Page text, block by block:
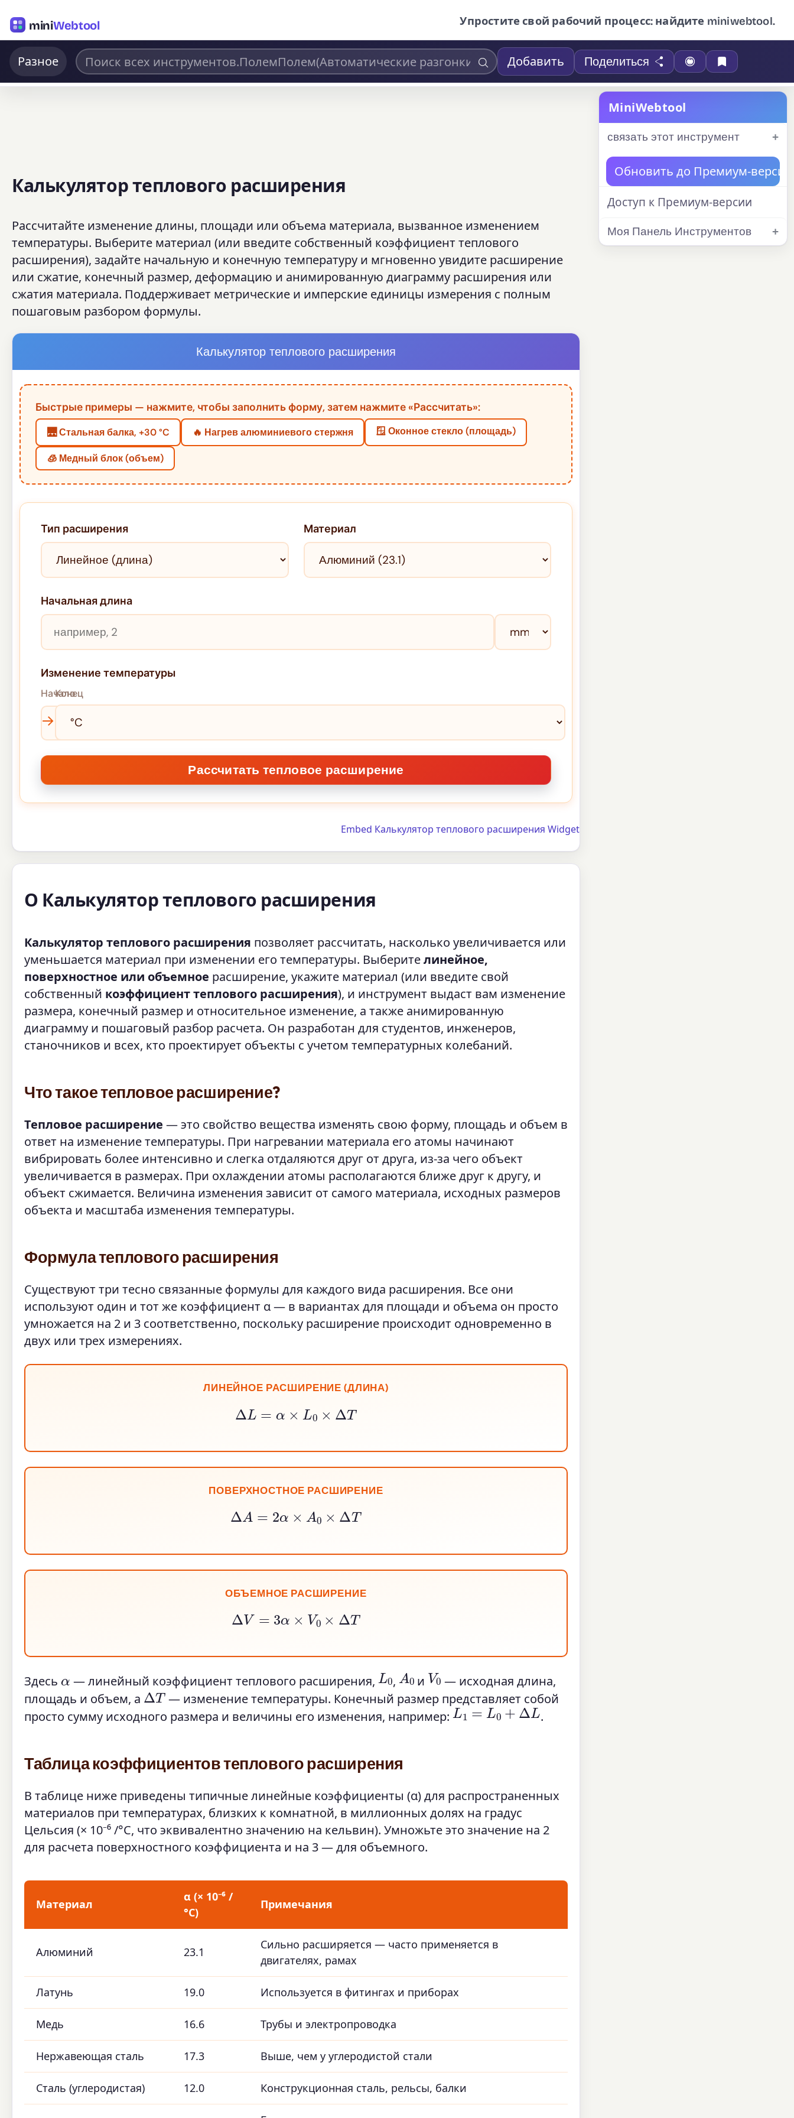
miniWebtool Упростите свой рабочий процесс: найдите miniwebtool.
Разное Добавить Поделиться
Калькулятор теплового расширения
Рассчитайте изменение длины, площади или объема материала, вызванное изменением
температуры. Выберите материал (или введите собственный коэффициент теплового
расширения), задайте начальную и конечную температуру и мгновенно увидите расширение
или сжатие, конечный размер, деформацию и анимированную диаграмму расширения или
сжатия материала. Поддерживает метрические и имперские единицы измерения с полным
пошаговым разбором формулы.
Калькулятор теплового расширения
Быстрые примеры — нажмите, чтобы заполнить форму, затем нажмите «Рассчитать»:
🌉 Стальная балка, +30 °C 🔥 Нагрев алюминиевого стержня 🪟 Оконное стекло (площадь)
🧊 Медный блок (объем)
Тип расширения Материал
Начальная длина
Изменение температуры
Начало
→
Конец
Embed Калькулятор теплового расширения Widget
О Калькулятор теплового расширения
Калькулятор теплового расширения позволяет рассчитать, насколько увеличивается или
уменьшается материал при изменении его температуры. Выберителинейное,
поверхностное или объемное расширение, укажите материал (или введите свой
собственный коэффициент теплового расширения), и инструмент выдаст вам изменение
размера, конечный размер и относительное изменение, а также анимированную
диаграмму и пошаговый разбор расчета. Он разработан для студентов, инженеров,
станочников и всех, кто проектирует объекты с учетом температурных колебаний.
Что такое тепловое расширение?
Тепловое расширение — это свойство вещества изменять свою форму, площадь и объем в
ответ на изменение температуры. При нагревании материала его атомы начинают
вибрировать более интенсивно и слегка отдаляются друг от друга, из-за чего объект
увеличивается в размерах. При охлаждении атомы располагаются ближе друг к другу, и
объект сжимается. Величина изменения зависит от самого материала, исходных размеров
объекта и масштаба изменения температуры.
Формула теплового расширения
Существуют три тесно связанные формулы для каждого вида расширения. Все они
используют один и тот же коэффициент α — в вариантах для площади и объема он просто
умножается на 2 и 3 соответственно, поскольку расширение происходит одновременно в
двух или трех измерениях.
ЛИНЕЙНОЕ РАСШИРЕНИЕ (ДЛИНА)
ΔL =α ×L 0× ΔT
ПОВЕРХНОСТНОЕ РАСШИРЕНИЕ
ΔA=2α × 0× Δ T
ОБЪЕМНОЕ РАСШИРЕНИЕ
Δ V=3α ×V0×Δ T
Здесь α — линейный коэффициент теплового расширения, L0, A0 и V0 — исходная длина,
площадь и объем, а ΔT — изменение температуры. Конечный размер представляет собой
просто сумму исходного размера и величины его изменения, например: L1=L0+ΔL .
Таблица коэффициентов теплового расширения
В таблице ниже приведены типичные линейные коэффициенты (α) для распространенных
материалов при температурах, близких к комнатной, в миллионных долях на градус
Цельсия (× 10⁻⁶ /°C, что эквивалентно значению на кельвин). Умножьте это значение на 2
для расчета поверхностного коэффициента и на 3 — для объемного.
Материал
α (× 10⁻⁶ /
°C)
Примечания
Алюминий 23.1
Сильно расширяется — часто применяется в
двигателях, рамах
Латунь 19.0 Используется в фитингах и приборах
Медь 16.6 Трубы и электропроводка
Нержавеющая сталь 17.3 Выше, чем у углеродистой стали
Сталь (углеродистая) 12.0 Конструкционная сталь, рельсы, балки
MiniWebtool
связать этот инструмент
Обновить до Премиум-версии
Доступ к Премиум-версии
Моя Панель Инструментов